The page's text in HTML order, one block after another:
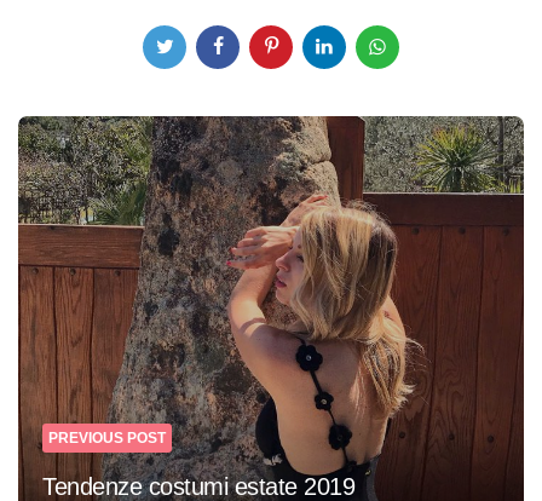
Post
navigation
PREVIOUS POST
Tendenze costumi estate 2019